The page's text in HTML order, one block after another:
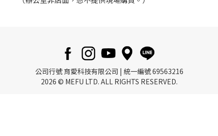
公司行號 育愛科技有限公司 | 統一編號 69563216
2026 © MEFU LTD. ALL RIGHTS RESERVED.